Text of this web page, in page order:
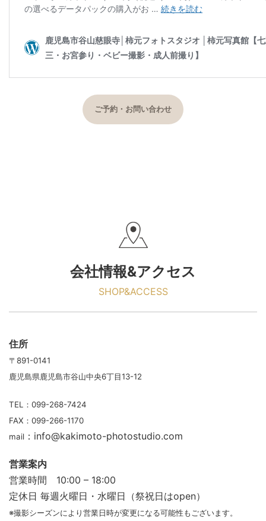
ご予約・お問い合わせ
会社情報&アクセス
SHOP&ACCESS
住所
〒891-0141
鹿児島県鹿児島市谷山中央6丁目13-12
TEL：099-268-7424
FAX：099-266-1170
mail ：info@kakimoto-photostudio.com
営業案内
営業時間 10:00 – 18:00
定休日 毎週火曜日・水曜日（祭祝日はopen）
※撮影シーズンにより営業日時が変更になる可能性もございます。